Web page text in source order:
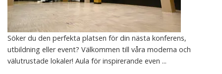
Söker du den perfekta platsen för din nästa konferens,
utbildning eller event? Välkommen till våra moderna och
välutrustade lokaler! Aula för inspirerande even ...